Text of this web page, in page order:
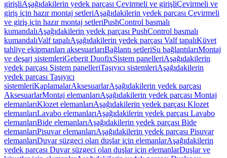
girişliAşağıdakilerin yedek parçası Çevirmeli ve girişliÇevirmeli ve
giriş için hazır montaj setleriAşağıdakilerin yedek parçası Çevirmeli
ve giriş için hazır montaj setleriPushControl basmalı
kumandalıAşağıdakilerin yedek parçası PushControl basmalı
kumandalıValf tapalıAşağıdakilerin yedek parçası Valf tapalıKüvet
tahliye ekipmanları aksesuarlarıBağlantı setleriSu bağlantılarıMontaj
ve deşarj sistemleriGeberit DuofixSistem panelleriAşağıdakilerin
yedek parçası Sistem panelleriTaşıyıcı sistemleriAşağıdakilerin
yedek parçası Taşıyıcı
sistemleriKaplamalarAksesuarlarAşağıdakilerin yedek parçası
AksesuarlarMontaj elemanlarıAşağıdakilerin yedek parçası Montaj
elemanlarıKlozet elemanlarıAşağıdakilerin yedek parçası Klozet
elemanlarıLavabo elemanlarıAşağıdakilerin yedek parçası Lavabo
elemanlarıBide elemanlarıAşağıdakilerin yedek parçası Bide
elemanlarıPisuvar elemanlarıAşağıdakilerin yedek parçası Pisuvar
elemanlarıDuvar süzgeci olan duşlar için elemanlarAşağıdakilerin
yedek parçası Duvar süzgeci olan duşlar için elemanlarDuşlar ve